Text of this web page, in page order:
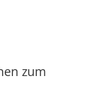
zum